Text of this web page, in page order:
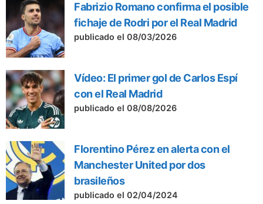
Fabrizio Romano confirma el posible
fichaje de Rodri por el Real Madrid
publicado el 08/03/2026
Vídeo: El primer gol de Carlos Espí
con el Real Madrid
publicado el 08/08/2026
Florentino Pérez en alerta con el
Manchester United por dos
brasileños
publicado el 02/04/2024